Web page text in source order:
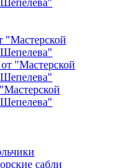
"Мастерской
"Мастерской
сабли